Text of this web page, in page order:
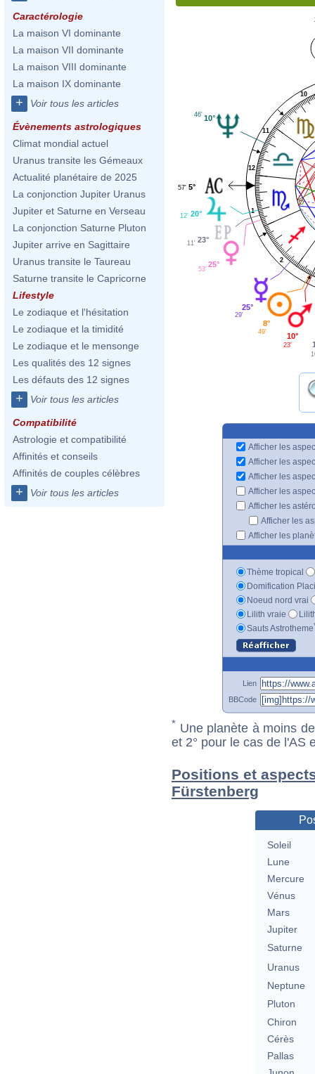
Caractérologie
La maison VI dominante
La maison VII dominante
La maison VIII dominante
La maison IX dominante
+ Voir tous les articles
Évènements astrologiques
Climat mondial actuel
Uranus transite les Gémeaux
Actualité planétaire de 2025
La conjonction Jupiter Uranus
Jupiter et Saturne en Verseau
La conjonction Saturne Pluton
Jupiter arrive en Sagittaire
Uranus transite le Taureau
Saturne transite le Capricorne
Lifestyle
Le zodiaque et l'hésitation
Le zodiaque et la timidité
Le zodiaque et le mensonge
Les qualités des 12 signes
Les défauts des 12 signes
+ Voir tous les articles
Compatibilité
Astrologie et compatibilité
Affinités et conseils
Affinités de couples célèbres
+ Voir tous les articles
1
2
10
11
12
10°
46'
5°
57'
20°
12'
23°
11'
25°
53'
25°
29'
8°
49' 10°
23'
Afficher les
Afficher les
Afficher les
Afficher les
Afficher les
Afficher les
Afficher les
Thème tropical
Domification
Noeud nord vrai
Lilith vraie
Sauts Astrotheme
Lien
BBCode
* Une planète à moins
et 2° pour le cas de l'AS
Positions et
Fürstenberg
Soleil
Lune
Mercure
Vénus
Mars
Jupiter
Saturne
Uranus
Neptune
Pluton
Chiron
Cérès
Pallas